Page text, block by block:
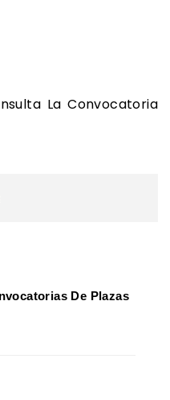
La Convocatoria
De Plazas